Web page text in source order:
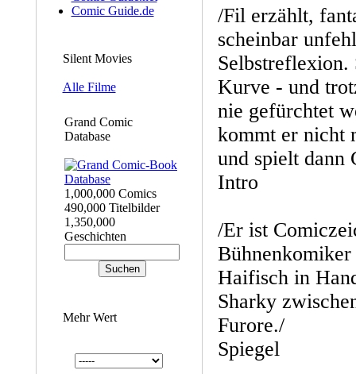
Comic Guide.de
Silent Movies
Alle Filme
Grand Comic
Database
1,000,000 Comics
490,000 Titelbilder
1,350,000
Geschichten
Mehr Wert
/Fil erzählt,
scheinbar
Selbstreflexion.
Kurve - und
nie gefürchtet
kommt er nicht
und spielt dann
Intro
/Er ist
Haifisch in
Sharky
Furore./
Spiegel